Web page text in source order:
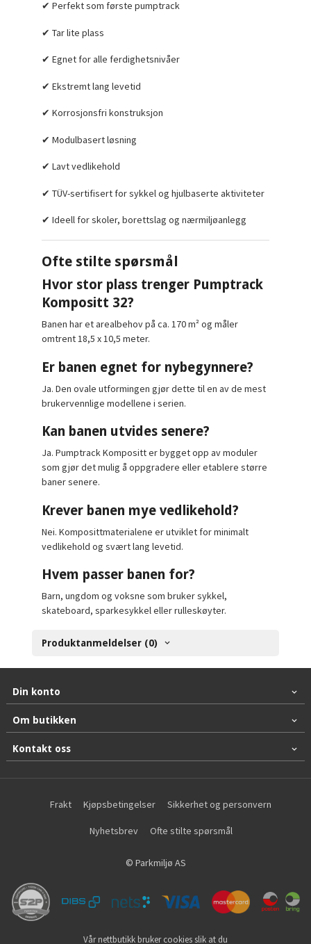
✔ Perfekt som første pumptrack
✔ Tar lite plass
✔ Egnet for alle ferdighetsnivåer
✔ Ekstremt lang levetid
✔ Korrosjonsfri konstruksjon
✔ Modulbasert løsning
✔ Lavt vedlikehold
✔ TÜV-sertifisert for sykkel og hjulbaserte aktiviteter
✔ Ideell for skoler, borettslag og nærmiljøanlegg
Ofte stilte spørsmål
Hvor stor plass trenger Pumptrack
Kompositt 32?
Banen har et arealbehov på ca. 170 m² og måler
omtrent 18,5 x 10,5 meter.
Er banen egnet for nybegynnere?
Ja. Den ovale utformingen gjør dette til en av de mest
brukervennlige modellene i serien.
Kan banen utvides senere?
Ja. Pumptrack Kompositt er bygget opp av moduler
som gjør det mulig å oppgradere eller etablere større
baner senere.
Krever banen mye vedlikehold?
Nei. Komposittmaterialene er utviklet for minimalt
vedlikehold og svært lang levetid.
Hvem passer banen for?
Barn, ungdom og voksne som bruker sykkel,
skateboard, sparkesykkel eller rulleskøyter.
Produktanmeldelser (0)
Din konto
Om butikken
Kontakt oss
Frakt Kjøpsbetingelser Sikkerhet og personvern
Nyhetsbrev Ofte stilte spørsmål
© Parkmiljø AS
Vår nettbutikk bruker cookies slik at du